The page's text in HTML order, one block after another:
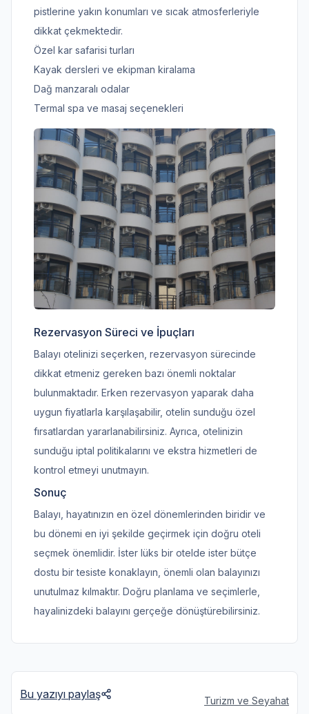
pistlerine yakın konumları ve sıcak atmosferleriyle
dikkat çekmektedir.
Özel kar safarisi turları
Kayak dersleri ve ekipman kiralama
Dağ manzaralı odalar
Termal spa ve masaj seçenekleri
Rezervasyon Süreci ve İpuçları
Balayı otelinizi seçerken, rezervasyon sürecinde
dikkat etmeniz gereken bazı önemli noktalar
bulunmaktadır. Erken rezervasyon yaparak daha
uygun fiyatlarla karşılaşabilir, otelin sunduğu özel
fırsatlardan yararlanabilirsiniz. Ayrıca, otelinizin
sunduğu iptal politikalarını ve ekstra hizmetleri de
kontrol etmeyi unutmayın.
Sonuç
Balayı, hayatınızın en özel dönemlerinden biridir ve
bu dönemi en iyi şekilde geçirmek için doğru oteli
seçmek önemlidir. İster lüks bir otelde ister bütçe
dostu bir tesiste konaklayın, önemli olan balayınızı
unutulmaz kılmaktır. Doğru planlama ve seçimlerle,
hayalinizdeki balayını gerçeğe dönüştürebilirsiniz.
Bu yazıyı paylaş Turizm ve Seyahat